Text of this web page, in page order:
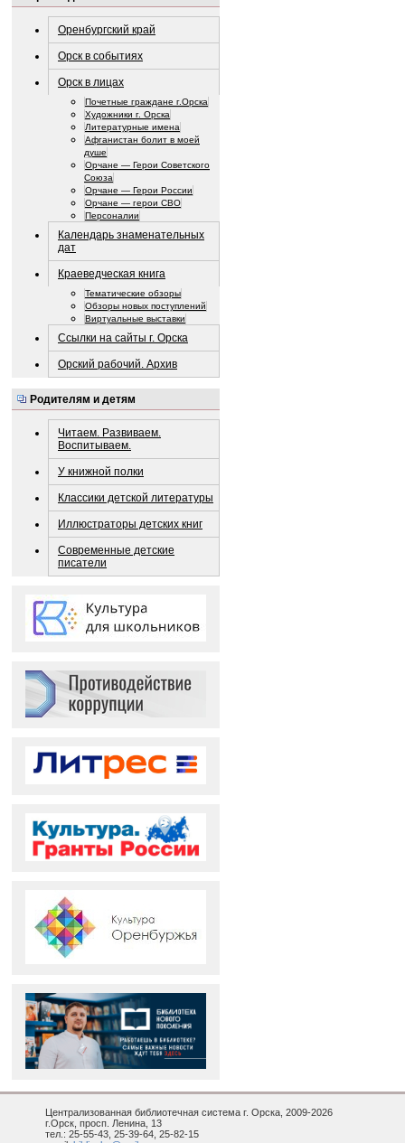
Оренбургский край
Орск в событиях
Орск в лицах
Почетные граждане г.Орска
Художники г. Орска
Литературные имена
Афганистан болит в моей
душе
Орчане — Герои Советского
Союза
Орчане — Герои России
Орчане — герои СВО
Персоналии
Календарь знаменательных
дат
Краеведческая книга
Тематические обзоры
Обзоры новых поступлений
Виртуальные выставки
Ссылки на сайты г. Орска
Орский рабочий. Архив
Родителям и детям
Читаем. Развиваем.
Воспитываем.
У книжной полки
Классики детской литературы
Иллюстраторы детских книг
Современные детские
писатели
Централизованная библиотечная система г. Орска, 2009-2026
г.Орск, просп. Ленина, 13
тел.: 25-55-43, 25-39-64, 25-82-15